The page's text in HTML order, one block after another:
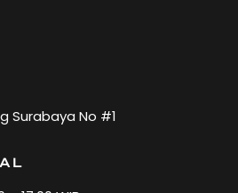
Surabaya No #1